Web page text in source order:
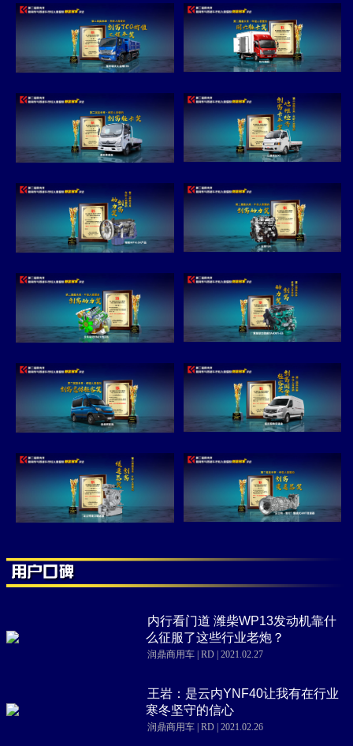
内行看门道 潍柴WP13发动机靠什
么征服了这些行业老炮？
润鼎商用车 | RD | 2021.02.27
王岩：是云内YNF40让我有在行业
寒冬坚守的信心
润鼎商用车 | RD | 2021.02.26